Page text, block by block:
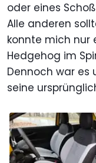
oder eines
Alle anderen
konnte mich nur
Hedgehog im
Dennoch war es
seine